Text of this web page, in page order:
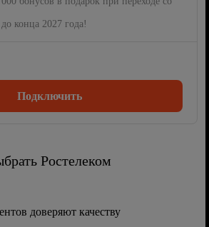
конца 2027 года!
Подключить
Ростелеком
доверяют качеству